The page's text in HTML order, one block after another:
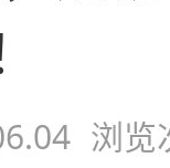
浏览